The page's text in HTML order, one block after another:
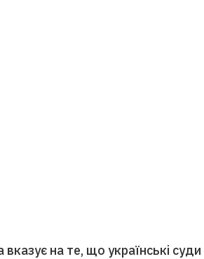
вказує на те, що українські